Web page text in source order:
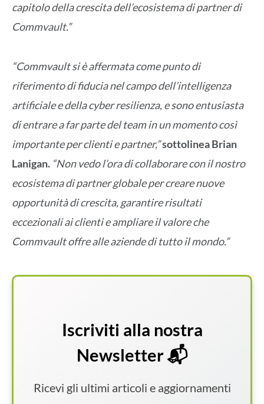
capitolo della crescita dell’ecosistema di partner di
Commvault.”
“Commvault si è affermata come punto di
riferimento di fiducia nel campo dell’intelligenza
artificiale e della cyber resilienza, e sono entusiasta
di entrare a far parte del team in un momento così
importante per clienti e partner,”sottolinea Brian
Lanigan. “Non vedo l’ora di collaborare con il nostro
ecosistema di partner globale per creare nuove
opportunità di crescita, garantire risultati
eccezionali ai clienti e ampliare il valore che
Commvault offre alle aziende di tutto il mondo.”
Iscriviti alla nostra
Newsletter 📬
Ricevi gli ultimi articoli e aggiornamenti